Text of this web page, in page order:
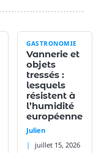
GASTRONOMIE
Vannerie et
objets
tressés :
lesquels
résistent à
l’humidité
européenne
Julien
juillet 15, 2026